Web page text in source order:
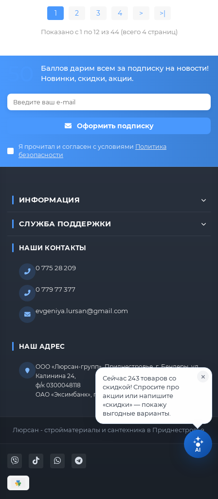
1 2 3 4 > >|
Показано с 1 по 12 из 44 (всего 4 страниц)
Баллов дарим всем за подписку на новости!
Новинки, скидки, акции.
Оформить подписку
Я прочитал и согласен с условиями Политика
безопасности
ИНФОРМАЦИЯ
СЛУЖБА ПОДДЕРЖКИ
НАШИ КОНТАКТЫ
0 775 28 209
0 779 77 377
evgeniya.lursan@gmail.com
НАШ АДРЕС
ООО «Люрсан-групп», Приднестровье, г. Бендеры, ул.
Калинина 24,
ф/к 0300048118
ОАО «Эксимбанк», г.Бендеры, р/с 2212670000000818
Люрсан - стройматериалы и сантехника в Приднестровье.
Сейчас 243 товаров со
скидкой! Спросите про
акции или напишите
«скидки» — покажу
выгодные варианты.
AI